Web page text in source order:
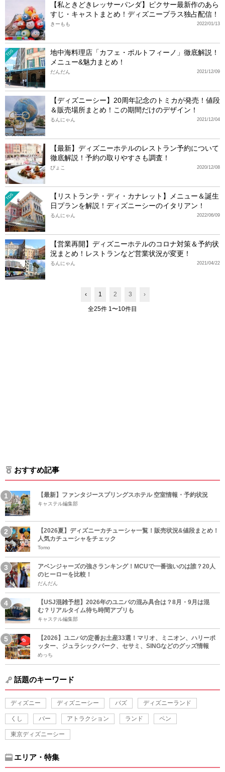
【私ときどきレッサーパンダ】ピクサー最新作のあら
すじ・キャストまとめ！ディズニープラス独占配信！
2022/01/13
きーもも
TDS
地中海料理店「カフェ・ポルトフィーノ」徹底解説！
メニュー&魅力まとめ！
2021/12/09
だんだん
【ディズニーシー】20周年記念のトミカが発売！値段
＆販売場所まとめ！この期間だけのデザイン！
2021/12/04
るんにゃん
【最新】ディズニーホテルのレストラン予約について
徹底解説！予約の取りやすさも調査！
2020/12/08
ぴょこ
TDS
【リストランテ・ディ・カナレット】メニュー＆誕生
日プランを解説！ディズニーシーのイタリアン！
2022/06/09
るんにゃん
【営業再開】ディズニーホテルのコロナ対策＆予約状
況まとめ！レストランなど営業状況が変更！
2021/04/22
るんにゃん
‹ 1 2 3 ›
全25件 1〜10件目
おすすめ記事
【最新】ファンタジースプリングスホテル 空室情報・予約状況
キャステル編集部
【2026夏】ディズニーカチューシャ一覧！販売状況&値段まとめ！
人気カチューシャをチェック
Tomo
アベンジャーズの強さランキング！MCUで一番強いのは誰？20人
のヒーローを比較！
だんだん
【USJ混雑予想】2026年のユニバの混み具合は？8月・9月は混
む？リアルタイム待ち時間アプリも
キャステル編集部
【2026】ユニバの定番お土産33選！マリオ、ミニオン、ハリーポ
ッター、ジュラシックパーク、セサミ、SINGなどのグッズ情報
めっち
話題のキーワード
ディズニー ディズニーシー バズ ディズニーランド
くし バー アトラクション ランド ペン
東京ディズニーシー
エリア・特集